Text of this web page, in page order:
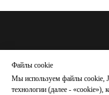
Файлы cookie
Мы используем файлы cookie,
технологии (далее -